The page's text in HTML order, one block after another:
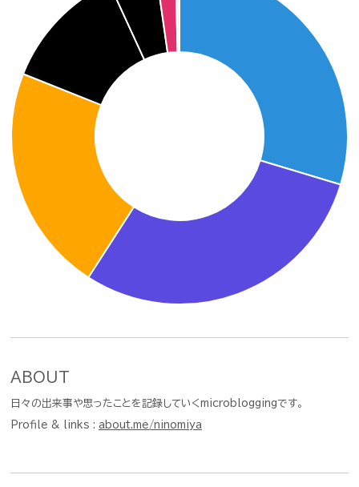
ABOUT
日々の出来事や思ったことを記録していくmicrobloggingです。
Profile & links : about.me/ninomiya